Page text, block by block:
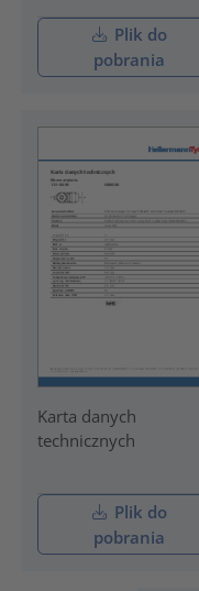
Plik do
pobrania
Karta danych
technicznych
Plik do
pobrania